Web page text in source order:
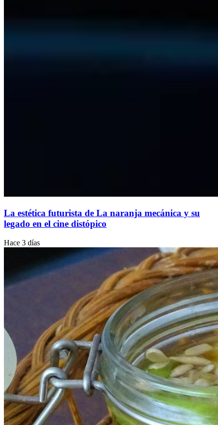
La estética futurista de La naranja mecánica y su
legado en el cine distópico
Hace 3 días